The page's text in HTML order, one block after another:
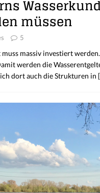
müssen
5
massiv investiert
werden die
dort auch die Strukturen in